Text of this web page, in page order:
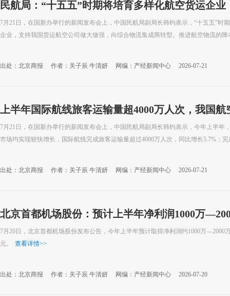
民航局：“十五五”时期将培育多样化航空货运企业
7月21日，在国新办举行的新闻发布会上，中国民航局副局长韩钧表示，“十五五”时
企业，支持我国货运航空公司做大做强，向综合物流集成商转型。推进航空物流的降
出处：北京商报 作者：关子辰 牛清妍 网编：产经新闻中心 2026-07-21
上半年国际航线旅客运输量超4000万人次，我国
条
7月21日，在国新办举行的新闻发布会上，中国民航局副局长韩钧表示，今年上半年
市场均实现较快增长，国际航线完成旅客运输量超过4000万人次，同比增长5.7%；完
出处：北京商报 作者：关子辰 牛清妍 网编：产经新闻中心 2026-07-21
北京首都机场股份：预计上半年净利润1000万
7月20日，北京首都机场股份发布公告，今年上半年预计取得净利润约1000万—2000
元。
查看详情>>
出处：北京商报 作者：关子辰 牛清妍 网编：产经新闻中心 2026-07-20